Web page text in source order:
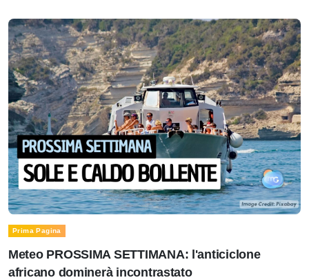
Prima Pagina
Meteo PROSSIMA SETTIMANA: l'anticiclone
africano dominerà incontrastato